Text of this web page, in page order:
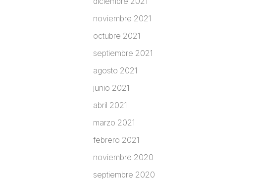
noviembre 2021
octubre 2021
septiembre 2021
agosto 2021
junio 2021
abril 2021
marzo 2021
febrero 2021
noviembre 2020
septiembre 2020